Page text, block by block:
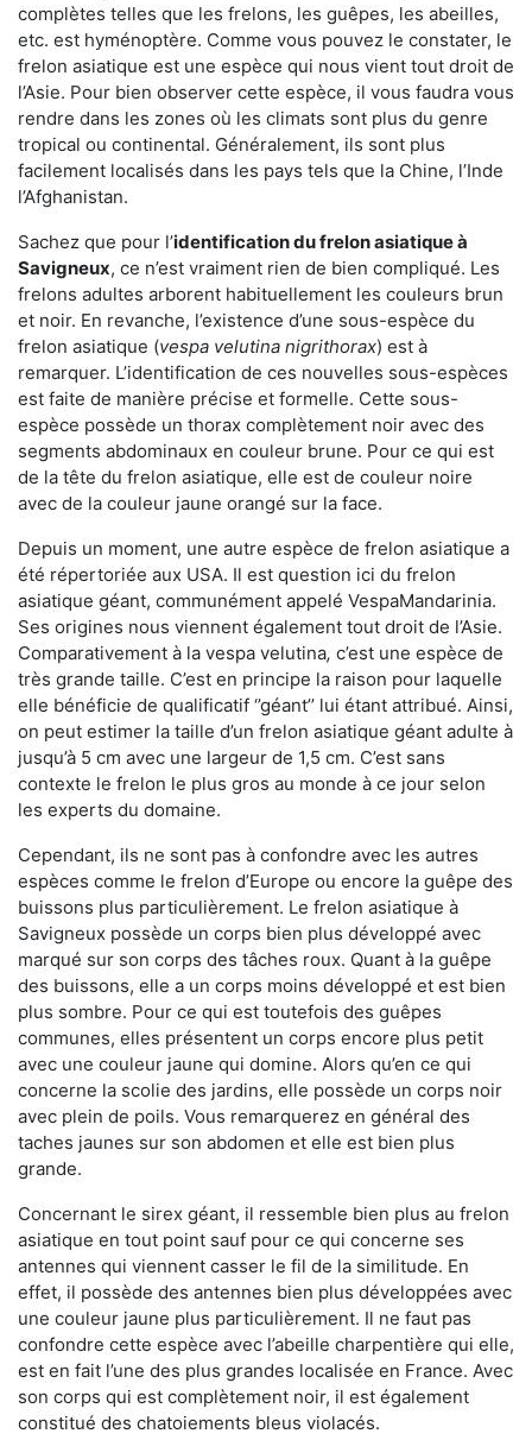
complètes telles que les frelons, les guêpes, les abeilles,
etc. est hyménoptère. Comme vous pouvez le constater, le
frelon asiatique est une espèce qui nous vient tout droit de
l’Asie. Pour bien observer cette espèce, il vous faudra vous
rendre dans les zones où les climats sont plus du genre
tropical ou continental. Généralement, ils sont plus
facilement localisés dans les pays tels que la Chine, l’Inde
l’Afghanistan.
Sachez que pour l’identification du frelon asiatiqueà
Savigneux, ce n’est vraiment rien de bien compliqué. Les
frelons adultes arborent habituellement les couleurs brun
et noir. En revanche, l’existence d’une sous-espèce du
frelon asiatique (vespa velutina nigrithorax) est à
remarquer. L’identification de ces nouvelles sous-espèces
est faite de manière précise et formelle. Cette sous-
espèce possède un thorax complètement noir avec des
segments abdominaux en couleur brune. Pour ce qui est
de la tête du frelon asiatique, elle est de couleur noire
avec de la couleur jaune orangé sur la face.
Depuis un moment, une autre espèce de frelon asiatique a
été répertoriée aux USA. Il est question ici du frelon
asiatique géant, communément appelé VespaMandarinia.
Ses origines nous viennent également tout droit de l’Asie.
Comparativement à la vespa velutina, c’est une espèce de
très grande taille. C’est en principe la raison pour laquelle
elle bénéficie de qualificatif ‘’géant’’ lui étant attribué. Ainsi,
on peut estimer la taille d’un frelon asiatique géant adulte à
jusqu’à 5 cm avec une largeur de 1,5 cm. C’est sans
contexte le frelon le plus gros au monde à ce jour selon
les experts du domaine.
Cependant, ils ne sont pas à confondre avec les autres
espèces comme le frelon d’Europe ou encore la guêpe des
buissons plus particulièrement. Le frelon asiatique à
Savigneux possède un corps bien plus développé avec
marqué sur son corps des tâches roux. Quant à la guêpe
des buissons, elle a un corps moins développé et est bien
plus sombre. Pour ce qui est toutefois des guêpes
communes, elles présentent un corps encore plus petit
avec une couleur jaune qui domine. Alors qu’en ce qui
concerne la scolie des jardins, elle possède un corps noir
avec plein de poils. Vous remarquerez en général des
taches jaunes sur son abdomen et elle est bien plus
grande.
Concernant le sirex géant, il ressemble bien plus au frelon
asiatique en tout point sauf pour ce qui concerne ses
antennes qui viennent casser le fil de la similitude. En
effet, il possède des antennes bien plus développées avec
une couleur jaune plus particulièrement. Il ne faut pas
confondre cette espèce avec l’abeille charpentière qui elle,
est en fait l’une des plus grandes localisée en France. Avec
son corps qui est complètement noir, il est également
constitué des chatoiements bleus violacés.